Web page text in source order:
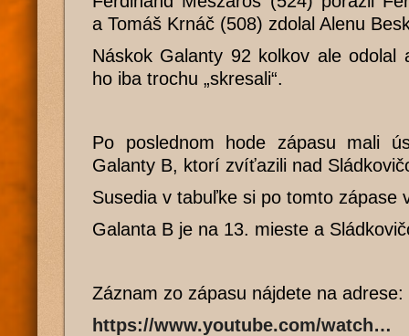
a Tomáš Krnáč (508) zdolal Alenu
Náskok Galanty 92 kolkov ale odolal
ho iba trochu „skresali“.
Po poslednom hode zápasu mali
Galanty B, ktorí zvíťazili nad
Susedia v tabuľke si po tomto zápase
Galanta B je na 13. mieste a
Záznam zo zápasu nájdete na adrese:
https://www.youtube.com/watch…